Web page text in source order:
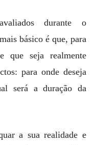
durante o
básico é que, para
que seja realmente
para onde deseja
será a duração da
a sua realidade e